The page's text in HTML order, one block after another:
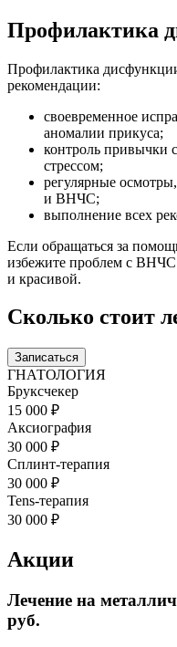
Профилактика
Профилактика
рекомендации:
своевременное
аномалии прикуса;
контроль привычки
стрессом;
регулярные
и ВНЧС;
выполнение всех
Если обращаться за
избежите проблем с ВНЧС
и красивой.
Сколько стоит
Записаться
ГНАТОЛОГИЯ
Бруксчекер
15 000 ₽
Аксиография
30 000 ₽
Сплинт-терапия
30 000 ₽
Tens-терапия
30 000 ₽
Акции
Лечение на
руб.